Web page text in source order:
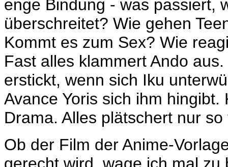
enge Bindung - was passiert,
überschreitet? Wie gehen
Kommt es zum Sex? Wie
Fast alles klammert Ando
erstickt, wenn sich Iku
Avance Yoris sich ihm
Drama. Alles plätschert nur
Ob der Film der Anime-